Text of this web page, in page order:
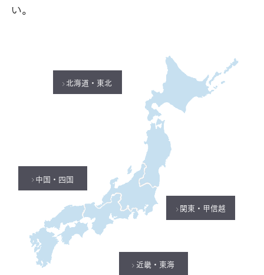
い。
北海道・東北
関東・甲信越
近畿・東海
中国・四国